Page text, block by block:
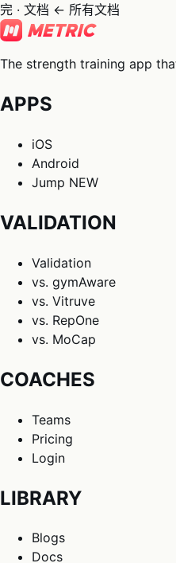
完 · 文档 ← 所有文档
The strength training app
APPS
iOS
Android
Jump NEW
VALIDATION
Validation
vs. gymAware
vs. Vitruve
vs. RepOne
vs. MoCap
COACHES
Teams
Pricing
Login
LIBRARY
Blogs
Docs